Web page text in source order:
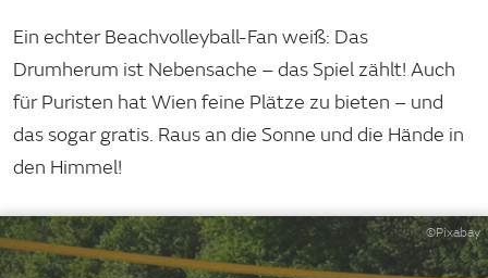
Ein echter Beachvolleyball-Fan weiß: Das
Drumherum ist Nebensache – das Spiel zählt! Auch
für Puristen hat Wien feine Plätze zu bieten – und
das sogar gratis. Raus an die Sonne und die Hände in
den Himmel!
©Pixabay